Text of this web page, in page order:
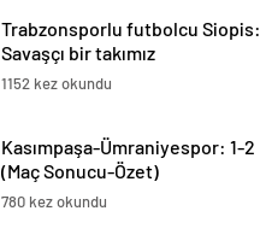
Trabzonsporlu futbolcu Siopis:
Savaşçı bir takımız
1152 kez okundu
Kasımpaşa-Ümraniyespor: 1-2
(Maç Sonucu-Özet)
780 kez okundu